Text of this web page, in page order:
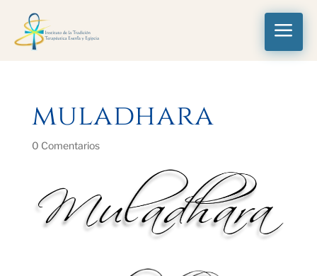
a
muladhara
0 Comentarios